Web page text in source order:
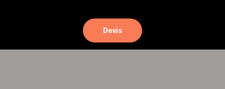
Devis